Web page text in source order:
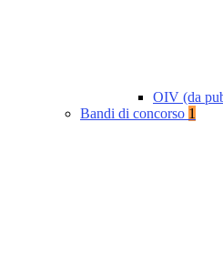
OIV (da
Bandi di concorso 1